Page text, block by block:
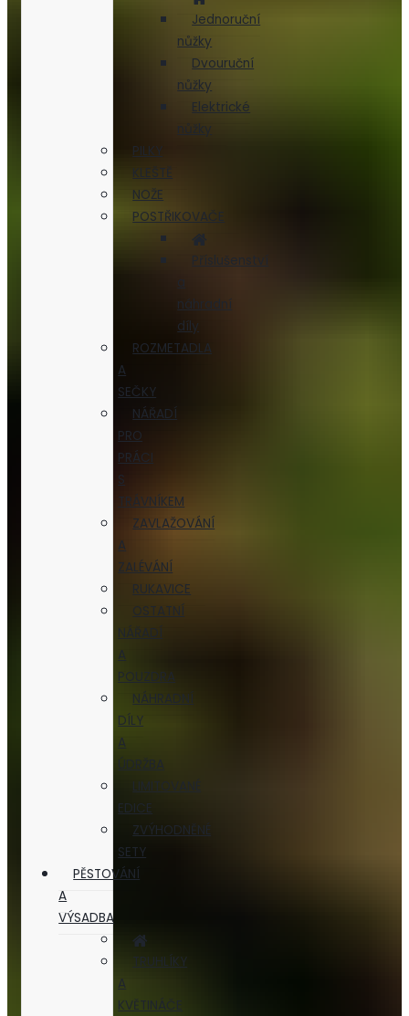
Jednoruční
nůžky
Dvouruční
nůžky
Elektrické
nůžky
PILKY
KLEŠTĚ
NOŽE
POSTŘIKOVAČE
Příslušenství
a
náhradní
díly
ROZMETADLA
A
SEČKY
NÁŘADÍ
PRO
PRÁCI
S
TRÁVNÍKEM
ZAVLAŽOVÁNÍ
A
ZALÉVÁNÍ
RUKAVICE
OSTATNÍ
NÁŘADÍ
A
POUZDRA
NÁHRADNÍ
DÍLY
A
ÚDRŽBA
LIMITOVANÉ
EDICE
ZVÝHODNĚNÉ
SETY
PĚSTOVÁNÍ
A
VÝSADBA
TRUHLÍKY
A
KVĚTINÁČE